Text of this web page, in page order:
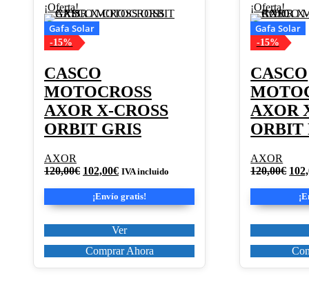
¡Oferta!
Gafa Solar
-15%
CASCO
MOTOCROSS
AXOR X-CROSS
ORBIT GRIS
AXOR
120,00€ El
original
era:
102,00€El
actual
es:
IVA incluido
¡Envío gratis!
Ver
Este
producto
tiene
múltiples
Las
opciones
se
pueden
elegir
en
página
de
Comprar Ahora
¡Oferta!
Gafa Solar
-15%
CASCO
AXOR
ORBIT
AXOR
120,00€ El
era:
Este
producto
tiene
múltiples
Las
opciones
se
pueden
elegir
en
página
de